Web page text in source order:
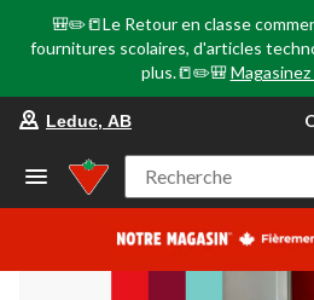
🎒✏️📒Le Retour en classe
fournitures scolaires, d'articles
plus.📒✏️🎒
AB,
Leduc, AB
Recherche